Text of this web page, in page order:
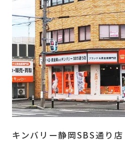
キンバリー静岡SBS通り店